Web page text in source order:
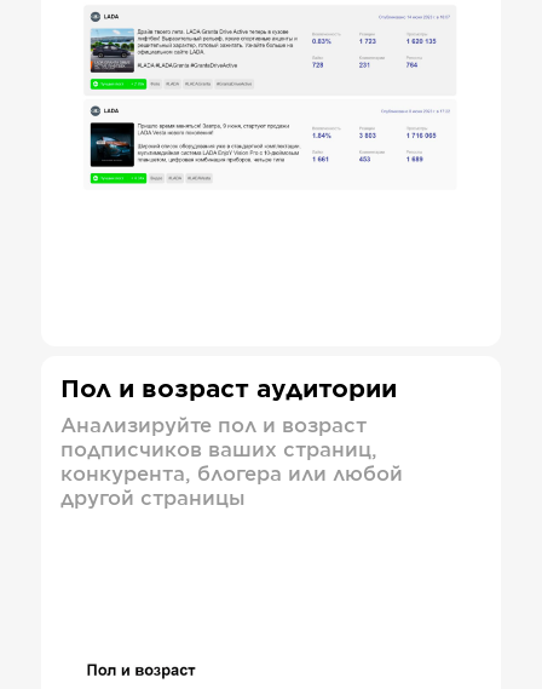
Пол и возраст аудитории
Анализируйте пол и возраст
подписчиков ваших страниц,
конкурента, блогера или любой
другой страницы